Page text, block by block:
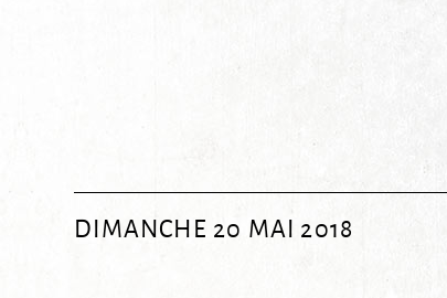
DIMANCHE 20 MAI 2018